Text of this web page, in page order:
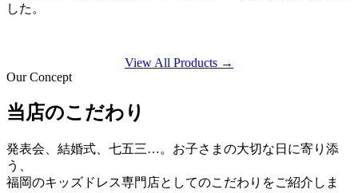
した。
View All Products →
Our Concept
当店のこだわり
発表会、結婚式、七五三…。お子さまの大切な日に寄り添
う、
福岡のキッズドレス専門店としてのこだわりをご紹介しま